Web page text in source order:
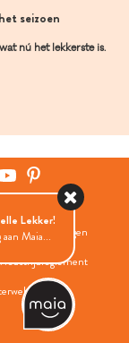
seizoen
nú het lekkerste is.
instellingen
Lekker!
aan Maia...